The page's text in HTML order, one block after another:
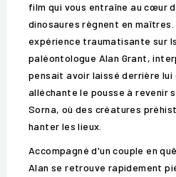
film qui vous entraîne au cœur
dinosaures règnent en maîtres.
expérience traumatisante sur
paléontologue Alan Grant,
pensait avoir laissé derrière lui
alléchante le pousse à revenir
Sorna, où des créatures
hanter les lieux.
Accompagné d'un couple en
Alan se retrouve rapidement